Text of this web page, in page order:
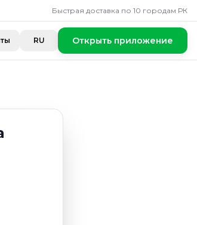
Быстрая доставка по 10 городам РК
RU Открыть приложение